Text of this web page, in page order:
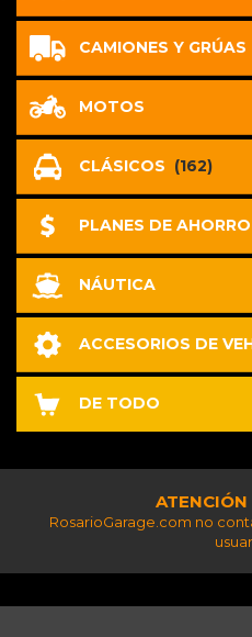
CAMIONES Y GRÚAS
MOTOS
CLÁSICOS (162)
PLANES DE AHORRO
NÁUTICA
ACCESORIOS DE
DE TODO
ATENCIÓN
RosarioGarage.com no